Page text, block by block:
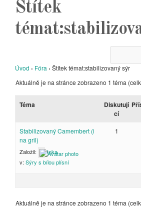
Štítek
Úvod › Fóra › Štítek témat:stabilizovaný sýr
Aktuálně je na stránce zobrazeno 1 téma
Téma
Diskutují
cí
Stabilizovaný Camembert (i
na gril)
Založil:
Inka
v: Sýry s bílou plísní
1
Aktuálně je na stránce zobrazeno 1 téma